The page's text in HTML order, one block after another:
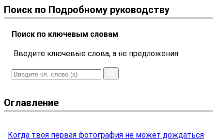
Поиск по Подробному руководству
Поиск по ключевым словам
Введите ключевые слова, а не предложения.
Оглавление
Когда твоя первая фотография не может дождаться